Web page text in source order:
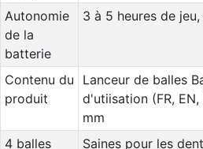
Autonomie
de la
batterie
3 à 5 heures de
Contenu du
produit
Lanceur de balles
d'utiisation (FR,
mm
4 balles
Saines pour les